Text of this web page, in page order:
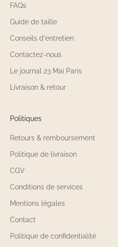
FAQs
Guide de taille
Conseils d'entretien
Contactez-nous
Le journal 23 Mai Paris
Livraison & retour
Politiques
Retours & remboursement
Politique de livraison
CGV
Conditions de services
Mentions légales
Contact
Politique de confidentialité